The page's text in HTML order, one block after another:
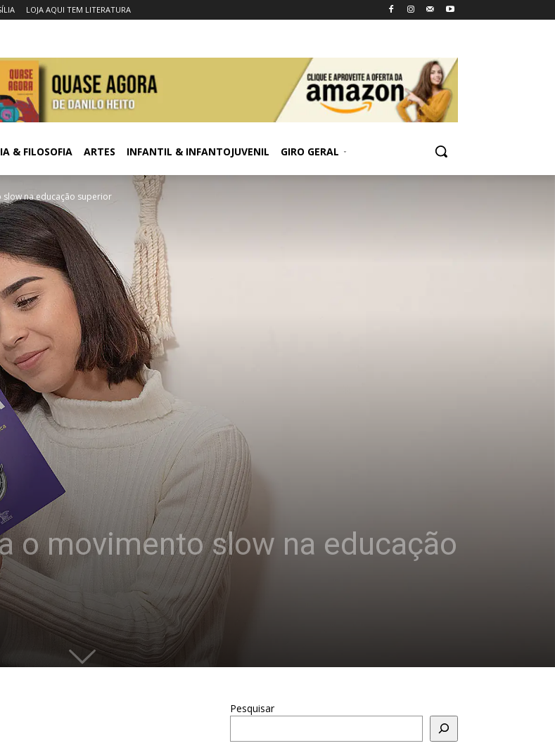
LOJA AQUI TEM LITERATURA
& FILOSOFIA ARTES INFANTIL & INFANTOJUVENIL GIRO GERAL
slow na educação superior
o movimento slow na educação
Pesquisar